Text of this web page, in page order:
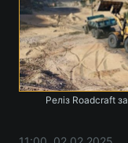
Реліз Roadcraft